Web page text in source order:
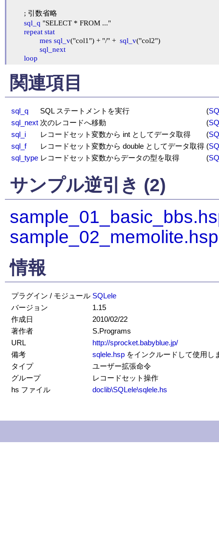
sql_q "SELECT * FROM ..."
repeat stat
mes sql_v("col1") + "/" + sql_v("col2")
sql_next
loop
関連項目
sql_q SQL ステートメントを実行 (
sql_next 次のレコードへ移動 (
sql_i
レコードセット変数から int としてデータ取得 (
sql_f
レコードセット変数から double としてデータ取得 (
sql_type レコードセット変数からデータの型を取得 (
サンプル逆引き (2)
sample_02_memolite.hsp
情報
プラグイン / モジュール SQLele
バージョン
1.15
作成日
2010/02/22
著作者
S.Programs
URL
http://sprocket.babyblue.jp/
備考
sqlele.hsp をインクルードして使用し
タイプ
ユーザー拡張命令
グループ
レコードセット操作
hs ファイル
doclib\SQLele\sqlele.hs